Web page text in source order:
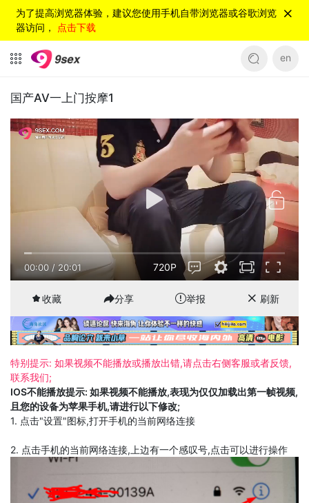
为了提高浏览器体验，建议您使用手机自带浏览器或谷歌浏览
器访问， 点击下载
en
国产AV一上门按摩1
00:00 / 20:01 720P
收藏 分享 举报 刷新
特别提示: 如果视频不能播放或播放出错,请点击右侧客服或者反馈,
联系我们;
IOS不能播放提示: 如果视频不能播放,表现为仅仅加载出第一帧视频,
且您的设备为苹果手机,请进行以下修改;
1. 点击"设置"图标,打开手机的当前网络连接
2. 点击手机的当前网络连接,上边有一个感叹号,点击可以进行操作